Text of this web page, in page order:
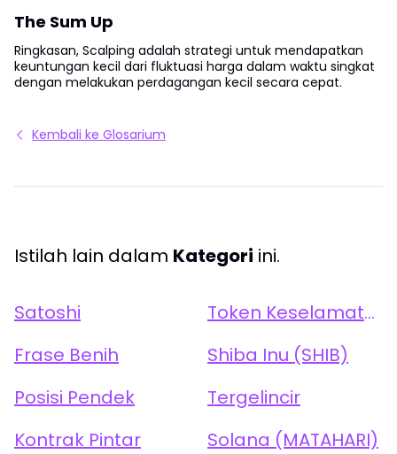
The Sum Up
Ringkasan, Scalping adalah strategi untuk mendapatkan
keuntungan kecil dari fluktuasi harga dalam waktu singkat
dengan melakukan perdagangan kecil secara cepat.
Kembali ke Glosarium
Istilah lain dalam Kategori ini.
Satoshi
Token Keselamatan
Frase Benih
Shiba Inu (SHIB)
Posisi Pendek
Tergelincir
Kontrak Pintar
Solana (MATAHARI)